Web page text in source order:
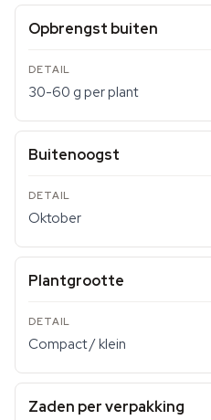
Opbrengst buiten
30-60 g per plant
Buitenoogst
Oktober
Plantgrootte
Compact / klein
Zaden per verpakking